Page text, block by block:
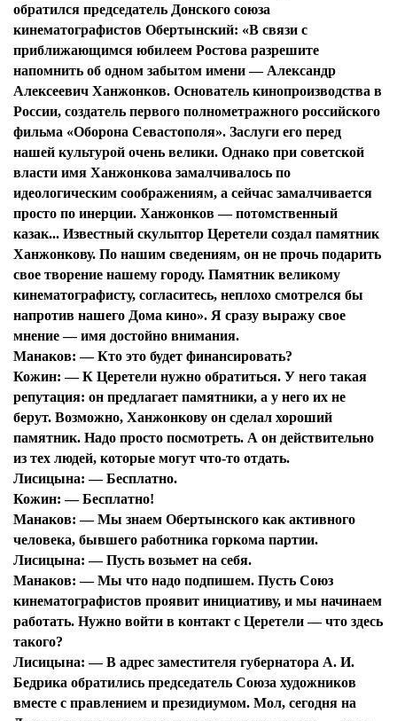
обратился председатель Донского союза
кинематографистов Обертынский: «В связи с
приближающимся юбилеем Ростова разрешите
напомнить об одном забытом имени — Александр
Алексеевич Ханжонков. Основатель кинопроизводства в
России, создатель первого полнометражного российского
фильма «Оборона Севастополя». Заслуги его перед
нашей культурой очень велики. Однако при советской
власти имя Ханжонкова замалчивалось по
идеологическим соображениям, а сейчас замалчивается
просто по инерции. Ханжонков — потомственный
казак... Известный скульптор Церетели создал памятник
Ханжонкову. По нашим сведениям, он не прочь подарить
свое творение нашему городу. Памятник великому
кинематографисту, согласитесь, неплохо смотрелся бы
напротив нашего Дома кино». Я сразу выражу свое
мнение — имя достойно внимания.
Манаков:— Кто это будет финансировать?
Кожин:— К Церетели нужно обратиться. У него такая
репутация: он предлагает памятники, а у него их не
берут. Возможно, Ханжонкову он сделал хороший
памятник. Надо просто посмотреть. А он действительно
из тех людей, которые могут что-то отдать.
Лисицына:— Бесплатно.
Кожин:— Бесплатно!
Манаков:— Мы знаем Обертынского как активного
человека, бывшего работника горкома партии.
Лисицына:— Пусть возьмет на себя.
Манаков:— Мы что надо подпишем. Пусть Союз
кинематографистов проявит инициативу, и мы начинаем
работать. Нужно войти в контакт с Церетели — что здесь
такого?
Лисицына:— В адрес заместителя губернатора А. И.
Бедрика обратились председатель Союза художников
вместе с правлением и президиумом. Мол, сегодня на